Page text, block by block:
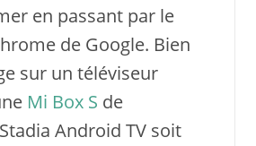
en passant par le
de Google. Bien
sur un téléviseur
Mi Box S de
Android TV soit